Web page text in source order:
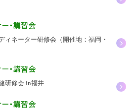
ィネーター研修会（開催地：福岡・
研修会 in福井